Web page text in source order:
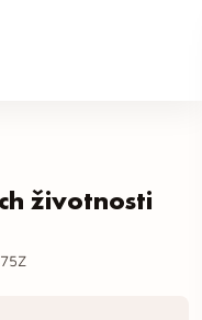
životnosti